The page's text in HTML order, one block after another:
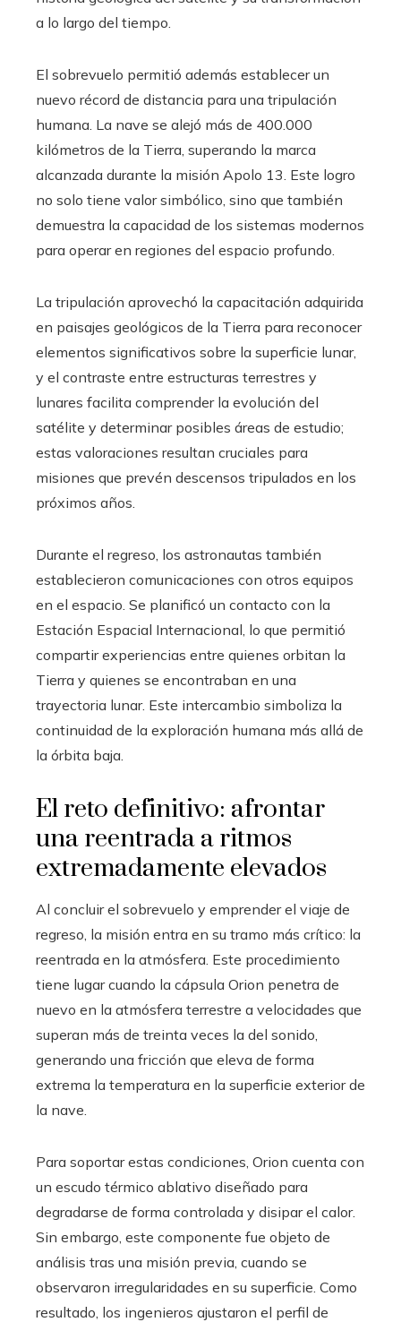
a lo largo del tiempo.
El sobrevuelo permitió además establecer un
nuevo récord de distancia para una tripulación
humana. La nave se alejó más de 400.000
kilómetros de la Tierra, superando la marca
alcanzada durante la misión Apolo 13. Este logro
no solo tiene valor simbólico, sino que también
demuestra la capacidad de los sistemas modernos
para operar en regiones del espacio profundo.
La tripulación aprovechó la capacitación adquirida
en paisajes geológicos de la Tierra para reconocer
elementos significativos sobre la superficie lunar,
y el contraste entre estructuras terrestres y
lunares facilita comprender la evolución del
satélite y determinar posibles áreas de estudio;
estas valoraciones resultan cruciales para
misiones que prevén descensos tripulados en los
próximos años.
Durante el regreso, los astronautas también
establecieron comunicaciones con otros equipos
en el espacio. Se planificó un contacto con la
Estación Espacial Internacional, lo que permitió
compartir experiencias entre quienes orbitan la
Tierra y quienes se encontraban en una
trayectoria lunar. Este intercambio simboliza la
continuidad de la exploración humana más allá de
la órbita baja.
El reto definitivo: afrontar
una reentrada a ritmos
extremadamente elevados
Al concluir el sobrevuelo y emprender el viaje de
regreso, la misión entra en su tramo más crítico: la
reentrada en la atmósfera. Este procedimiento
tiene lugar cuando la cápsula Orion penetra de
nuevo en la atmósfera terrestre a velocidades que
superan más de treinta veces la del sonido,
generando una fricción que eleva de forma
extrema la temperatura en la superficie exterior de
la nave.
Para soportar estas condiciones, Orion cuenta con
un escudo térmico ablativo diseñado para
degradarse de forma controlada y disipar el calor.
Sin embargo, este componente fue objeto de
análisis tras una misión previa, cuando se
observaron irregularidades en su superficie. Como
resultado, los ingenieros ajustaron el perfil de